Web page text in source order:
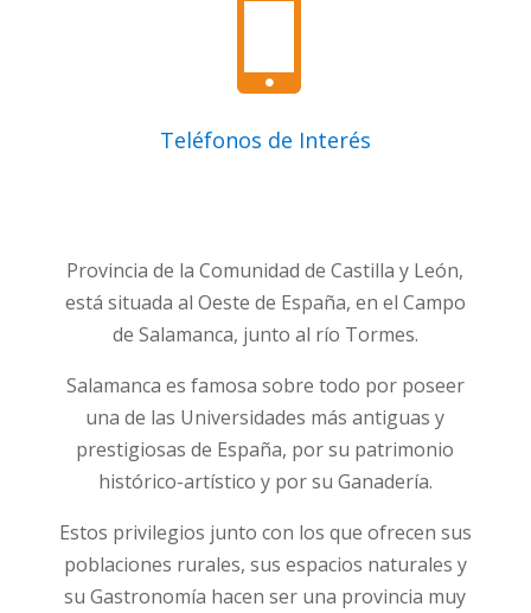

Teléfonos de Interés
Provincia de la Comunidad de Castilla y León,
está situada al Oeste de España, en el Campo
de Salamanca, junto al río Tormes.
Salamanca es famosa sobre todo por poseer
una de las Universidades más antiguas y
prestigiosas de España, por su patrimonio
histórico-artístico y por su Ganadería.
Estos privilegios junto con los que ofrecen sus
poblaciones rurales, sus espacios naturales y
su Gastronomía hacen ser una provincia muy